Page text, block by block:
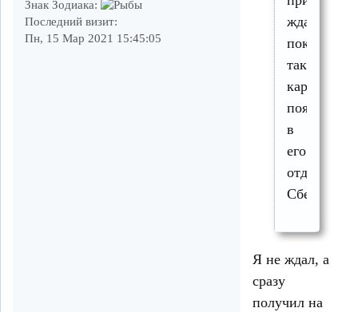
Знак Зодиака:
Последний визит:
Пн, 15 Мар 2021 15:45:05
ждать,
пока
такие
карты
появятся
в
его
отделении
Сбербанка
Я не ждал, а
сразу
получил на